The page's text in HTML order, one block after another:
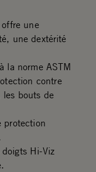
une
une dextérité
la norme ASTM
contre
les bouts de
protection
Hi-Viz